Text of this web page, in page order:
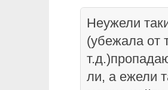
Неужели
(убежала от
ли, а ежели